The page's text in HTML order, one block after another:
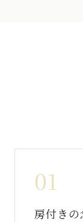
01
房付きの